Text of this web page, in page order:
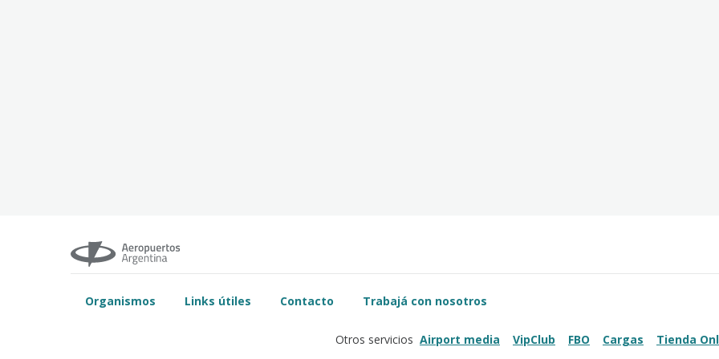
Organismos Links útiles Contacto Trabajá con nosotros
Otros servicios Airport media VipClub FBO Cargas Tienda